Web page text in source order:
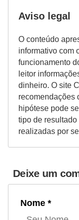
Aviso legal
O conteúdo
informativo com
funcionamento
leitor
dinheiro. O site
recomendações
hipótese pode
tipo de
realizadas por
Deixe um
Nome *